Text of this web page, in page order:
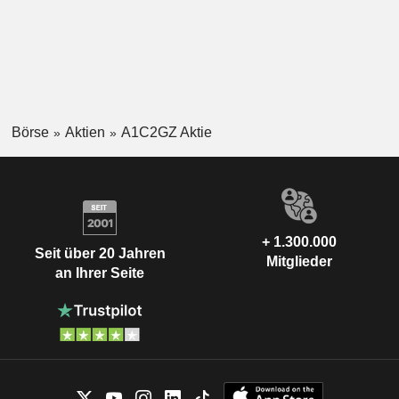
Börse Aktien A1C2GZ Aktie
Seit über 20 Jahren
an Ihrer Seite
+ 1.300.000
Mitglieder